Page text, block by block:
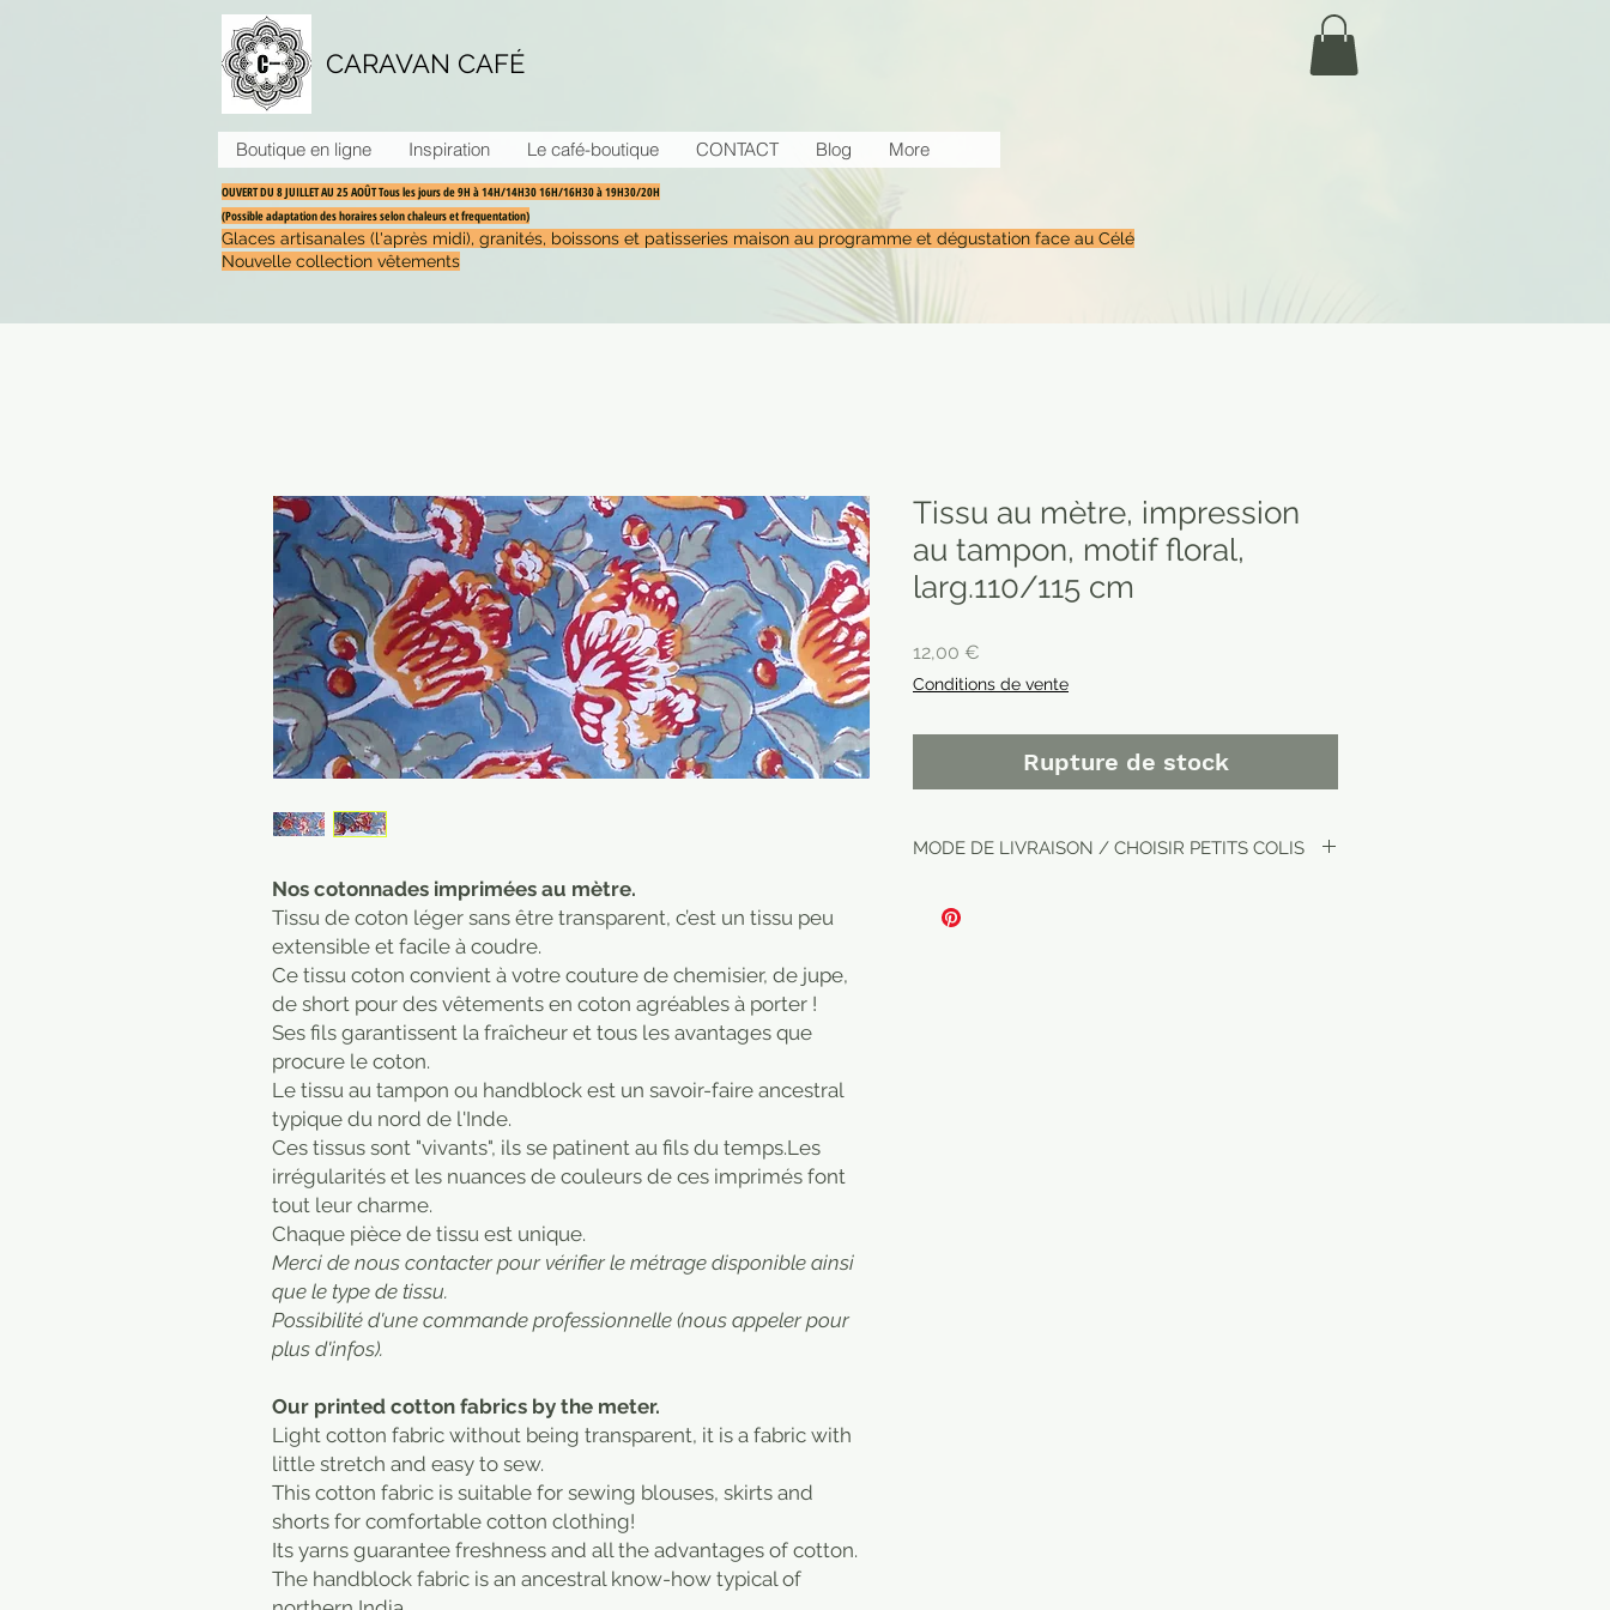
CARAVAN CAFÉ
Boutique en ligne Inspiration Le café-boutique CONTACT Blog More
OUVERT DU 8 JUILLET AU 25 AOÛT Tous les jours de 9H à 14H/14H30 16H/16H30 à 19H30/20H
(Possible adaptation des horaires selon chaleurs et frequentation)
Glaces artisanales (l'après midi), granités, boissons et patisseries maison au programme et dégustation face au Célé
Nouvelle collection vêtements
Nos cotonnades imprimées au mètre.
Tissu de coton léger sans être transparent, c’est un tissu peu
extensible et facile à coudre.
Ce tissu coton convient à votre couture de chemisier, de jupe,
de short pour des vêtements en coton agréables à porter !
Ses fils garantissent la fraîcheur et tous les avantages que
procure le coton.
Le tissu au tampon ou handblock est un savoir-faire ancestral
typique du nord de l'Inde.
Ces tissus sont "vivants", ils se patinent au fils du temps.Les
irrégularités et les nuances de couleurs de ces imprimés font
tout leur charme.
​Chaque pièce de tissu est unique.
Merci de nous contacter pour vérifier le métrage disponible ainsi
que le type de tissu.
Possibilité d'une commande professionnelle (nous appeler pour
plus d'infos).
Our printed cotton fabrics by the meter.
Light cotton fabric without being transparent, it is a fabric with
little stretch and easy to sew.
This cotton fabric is suitable for sewing blouses, skirts and
shorts for comfortable cotton clothing!
Its yarns guarantee freshness and all the advantages of cotton.
The handblock fabric is an ancestral know-how typical of
Tissu au mètre, impression
au tampon, motif floral,
larg.110/115 cm
12,00 €
Conditions de vente
Rupture de stock
MODE DE LIVRAISON / CHOISIR PETITS COLIS